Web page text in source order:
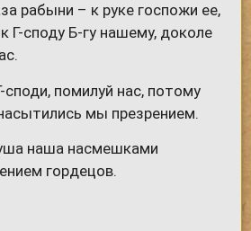
рабыни – к руке госпожи ее,
Г-споду Б-гу нашему, доколе
споди, помилуй нас, потому
мы презрением.
наша насмешками
гордецов.